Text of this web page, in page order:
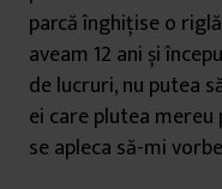
parcă înghițise o
aveam 12 ani și
de lucruri, nu putea
ei care plutea mereu
se apleca să-mi